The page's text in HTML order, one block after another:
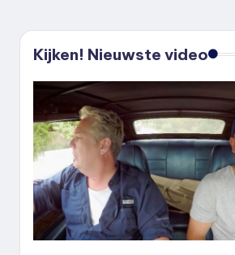
paginering
Kijken! Nieuwste video